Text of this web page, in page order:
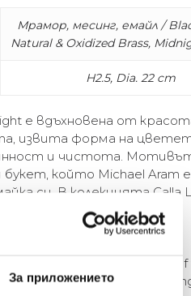
За приложението
Мрамор, месинг, емайл /
Natural & Oxidized Brass,
H2.5, Dia. 22 cm
е вдъхновена от
извита форма на
и чистота.
който Michael Aram
си. В колекцията Calla
и златисти, символ на
сила и лукс.
is inspired by the beauty
shape of the flower is